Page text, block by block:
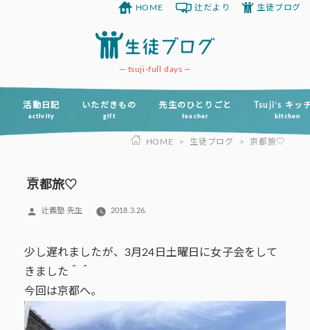
ツ
tsuji-full days
活動日記
activity
いただきもの
gift
先生のひとりごと
teacher
Tsuji’s キッ
kitchen
HOME 辻だより 生徒ブログ
HOME > 生徒ブログ > 京都旅♡
京都旅♡
投
辻義塾 先生 2018.3.26.
少し遅れましたが、3月24日土曜日に女子会をして
きました＾＾
今回は京都へ。